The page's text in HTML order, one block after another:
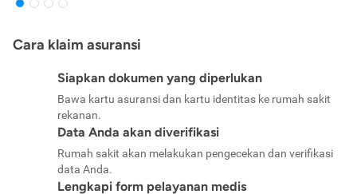
Cara klaim asuransi
Siapkan dokumen yang diperlukan
Bawa kartu asuransi dan kartu identitas ke rumah sakit
rekanan.
Data Anda akan diverifikasi
Rumah sakit akan melakukan pengecekan dan verifikasi
data Anda.
Lengkapi form pelayanan medis